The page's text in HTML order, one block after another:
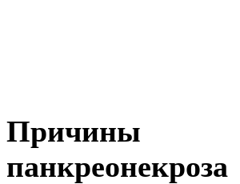
Причины
панкреонекроза